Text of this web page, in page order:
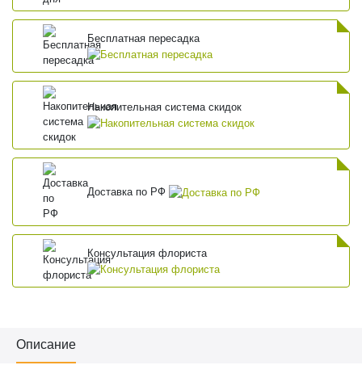
Бесплатная пересадка
Накопительная система скидок
Доставка по РФ
Консультация флориста
Описание